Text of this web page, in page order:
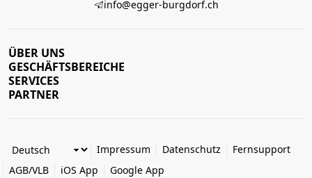
info@egger-burgdorf.ch
ÜBER UNS
GESCHÄFTSBEREICHE
SERVICES
PARTNER
Impressum Datenschutz
Fernsupport
AGB/VLB
iOS App Google App